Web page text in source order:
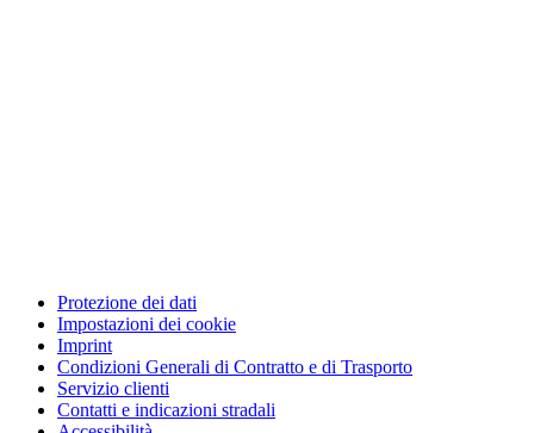
Protezione dei dati
Impostazioni dei cookie
Imprint
Condizioni Generali di Contratto e di Trasporto
Servizio clienti
Contatti e indicazioni stradali